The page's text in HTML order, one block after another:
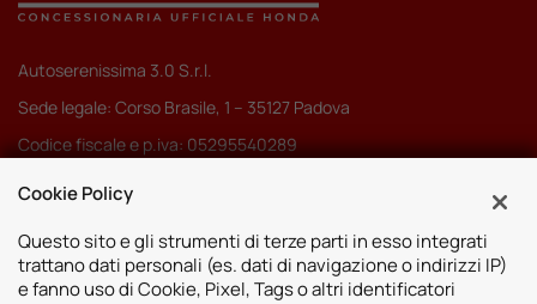
Autoserenissima 3.0 S.r.l.
Sede legale: Corso Brasile, 1 – 35127 Padova
Codice fiscale e p.iva: 05295540289
Pec:autoserenissima3.0srl@legalmail.it
Cookie Policy
Questo sito e gli strumenti di terze parti in esso integrati
trattano dati personali (es. dati di navigazione o indirizzi IP)
e fanno uso di Cookie, Pixel, Tags o altri identificatori